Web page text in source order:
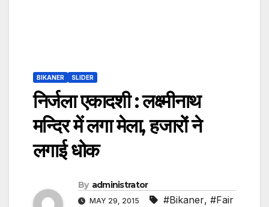
BIKANER SLIDER
निर्जला एकादशी : लक्ष्मीनाथ
मन्दिर में लगा मेला, हजारों ने
लगाई धोक
By administrator
MAY 29, 2015 #Bikaner, #Fair